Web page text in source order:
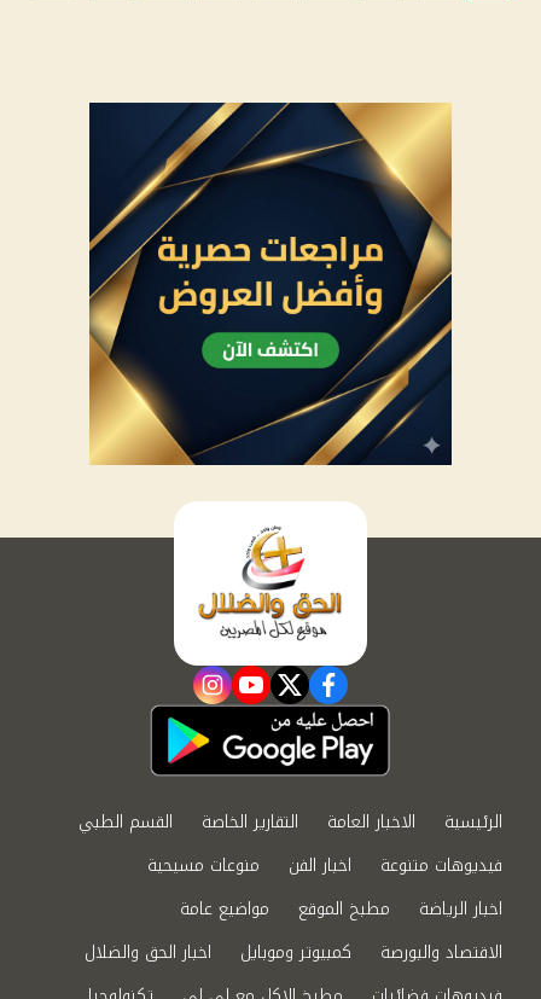
facebook
twitter
youtube
instagram
الرئيسية الاخبار العامة التقارير الخاصة
القسم الطبي
فيديوهات متنوعة
اخبار الفن
منوعات مسيحية
اخبار الرياضة
مطبخ الموقع
مواضيع عامة
الاقتصاد والبورصة
كمبيوتر وموبايل
اخبار الحق والضلال